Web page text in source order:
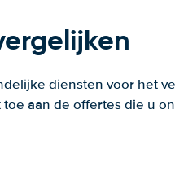
diensten voor het
aan de offertes die u